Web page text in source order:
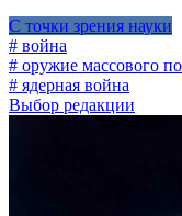
С точки зрения науки
# война
# оружие массового
# ядерная война
Выбор редакции